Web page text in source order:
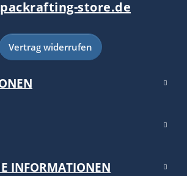
store.de
Vertrag widerrufen
INFORMATIONEN